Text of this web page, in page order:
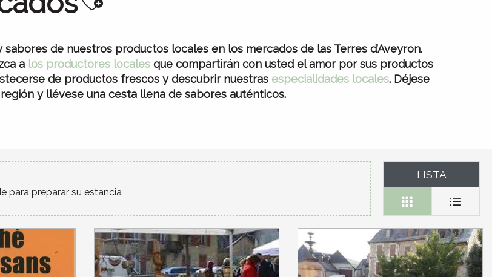
de nuestros productos locales en los mercados de las Terres d’Aveyron.
a los productores locales que compartirán con usted el amor por sus productos
de productos frescos y descubrir nuestras especialidades locales. Déjese
y llévese una cesta llena de sabores auténticos.
para preparar su estancia
LISTA